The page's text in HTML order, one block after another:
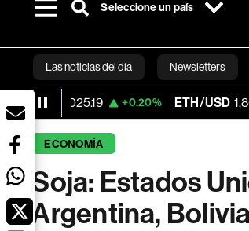
Seleccione un país
Las noticias del día Newsletters
63,025.19 +0.20% ETH/USD 1,867.285
ECONOMÍA
Soja: Estados
Argentina,